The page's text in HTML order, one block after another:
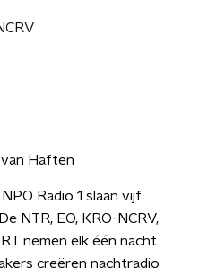
van Haften
Radio 1 slaan vijf
NTR, EO, KRO-NCRV,
nemen elk één nacht
creëren nachtradio